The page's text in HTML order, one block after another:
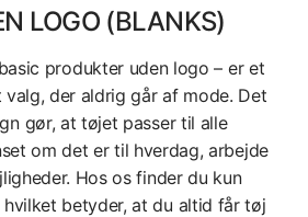
LOGO (BLANKS)
produkter uden logo – er et
der aldrig går af mode. Det
gør, at tøjet passer til alle
om det er til hverdag, arbejde
Hos os finder du kun
hvilket betyder, at du altid får tøj